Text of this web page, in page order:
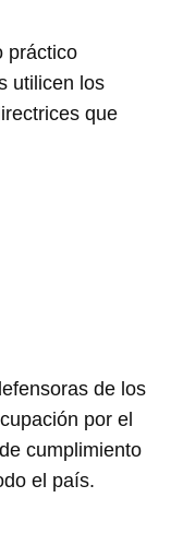
práctico
utilicen los
que
de los
por el
cumplimiento
el país.